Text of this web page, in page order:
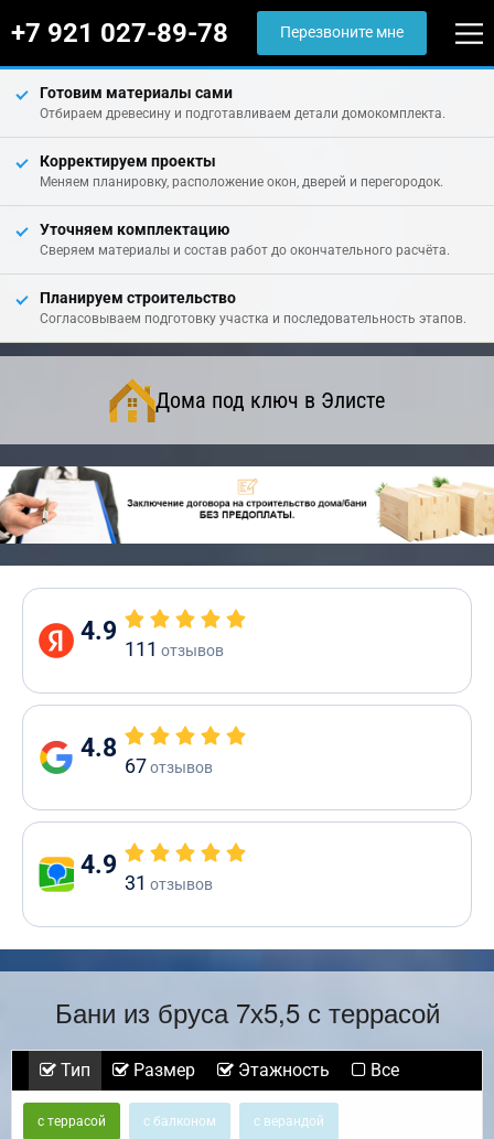
+7 921 027-89-78 Перезвоните мне
Готовим материалы сами
Отбираем древесину и подготавливаем детали домокомплекта.
Корректируем проекты
Меняем планировку, расположение окон, дверей и перегородок.
Уточняем комплектацию
Сверяем материалы и состав работ до окончательного расчёта.
Планируем строительство
Согласовываем подготовку участка и последовательность этапов.
Дома под ключ в Элисте
4.9
111 отзывов
4.8
67отзывов
4.9
31 отзывов
Бани из бруса 7х5,5 с террасой
Тип Размер Этажность Все
с террасой с балконом с верандой